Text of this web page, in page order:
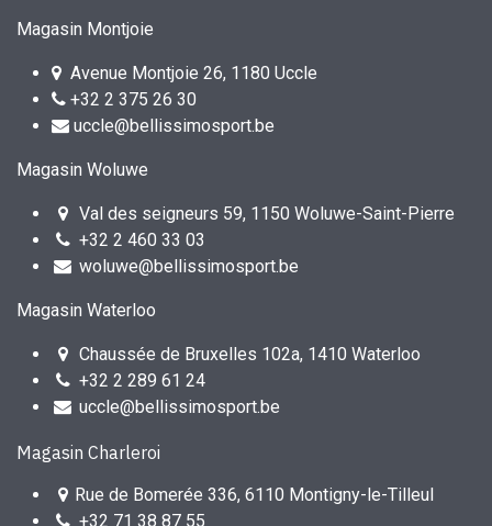
Magasin Montjoie
Avenue Montjoie 26, 1180 Uccle
+32 2 375 26 30
uccle@bellissimosport.be
Magasin Woluwe
Val des seigneurs 59, 1150 Woluwe-Saint-Pierre
+32 2 460 33 03
woluwe@bellissimosport.be
Magasin Waterloo
Chaussée de Bruxelles 102a, 1410 Waterloo
+32 2 289 61 24
uccle@bellissimosport.be
Magasin Charleroi
Rue de Bomerée 336, 6110 Montigny-le-Tilleul
+32 71 38 87 55